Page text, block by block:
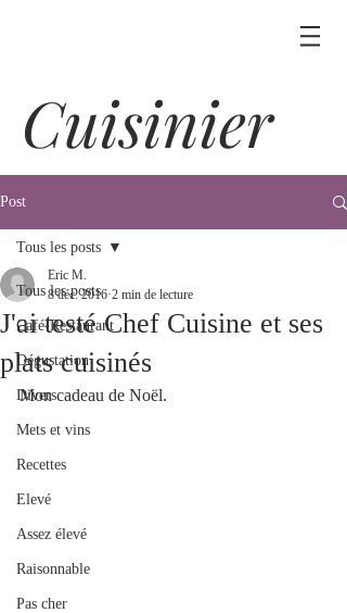
Cuisinier
Post
Tous les posts
Café-Restaurant
Dégustation
Divers
Mets et vins
Recettes
Elevé
Assez élevé
Raisonnable
Pas cher
Tous les posts
J'ai testé Chef Cuisine et ses
plats cuisinés
Eric M.
8 déc. 2016 2 min de lecture
Mon cadeau de Noël.